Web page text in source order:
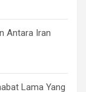
Antara Iran
Lama Yang